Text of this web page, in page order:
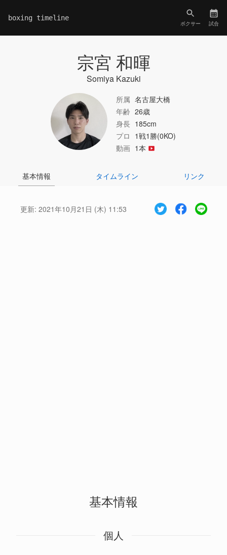
boxing timeline
ボクサー 試合
宗宮 和暉
Somiya Kazuki
所属 名古屋大橋
年齢 26歳
身長 185cm
プロ 1戦1勝(0KO)
動画 1本
基本情報 タイムライン リンク
更新: 2021年10月21日 (木) 11:53
基本情報
個人